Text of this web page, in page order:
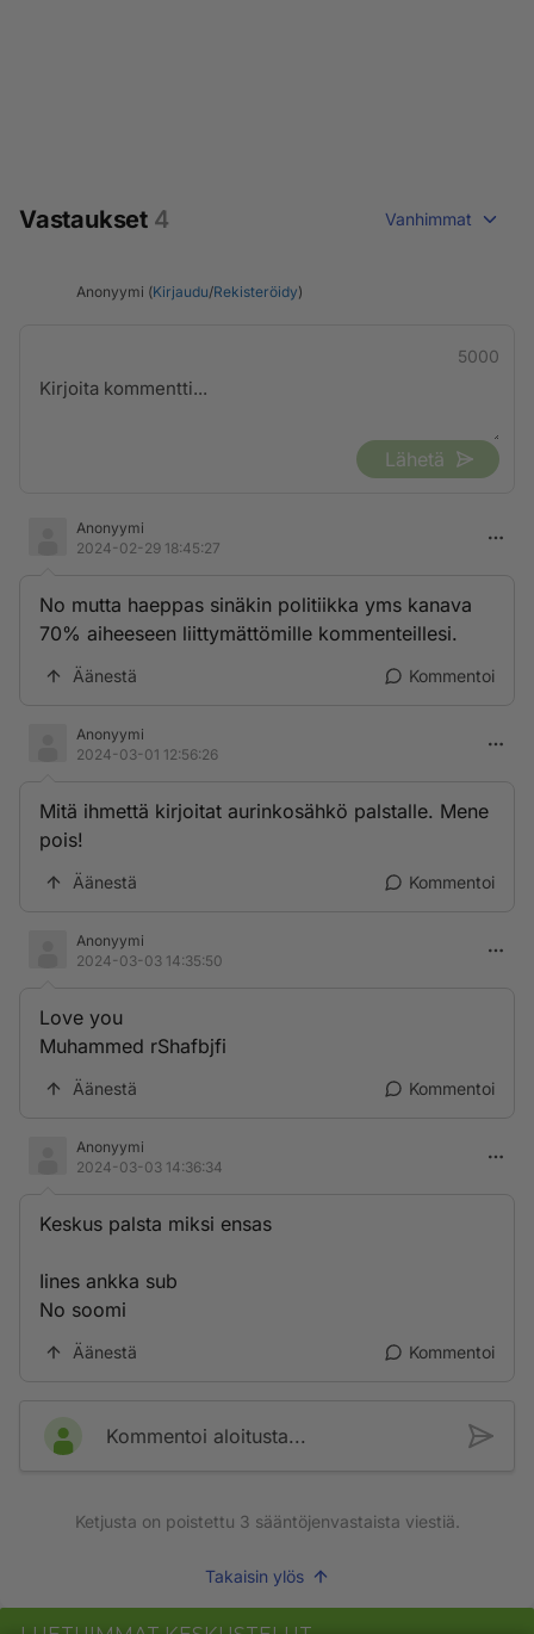
Vastaukset 4 Vanhimmat
Anonyymi (Kirjaudu/Rekisteröidy)
5000
Lähetä
Anonyymi
2024-02-29 18:45:27
No mutta haeppas sinäkin politiikka yms kanava
70% aiheeseen liittymättömille kommenteillesi.
Äänestä Kommentoi
Anonyymi
2024-03-01 12:56:26
Mitä ihmettä kirjoitat aurinkosähkö palstalle. Mene
pois!
Äänestä Kommentoi
Anonyymi
2024-03-03 14:35:50
Love you
Muhammed rShafbjfi
Äänestä Kommentoi
Anonyymi
2024-03-03 14:36:34
Keskus palsta miksi ensas
Iines ankka sub
No soomi
Äänestä Kommentoi
Kommentoi aloitusta...
Ketjusta on poistettu 3 sääntöjenvastaista viestiä.
Takaisin ylös